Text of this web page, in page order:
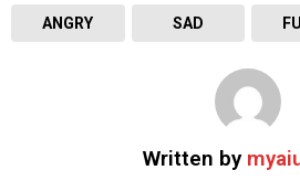
ANGRY SAD
Written by